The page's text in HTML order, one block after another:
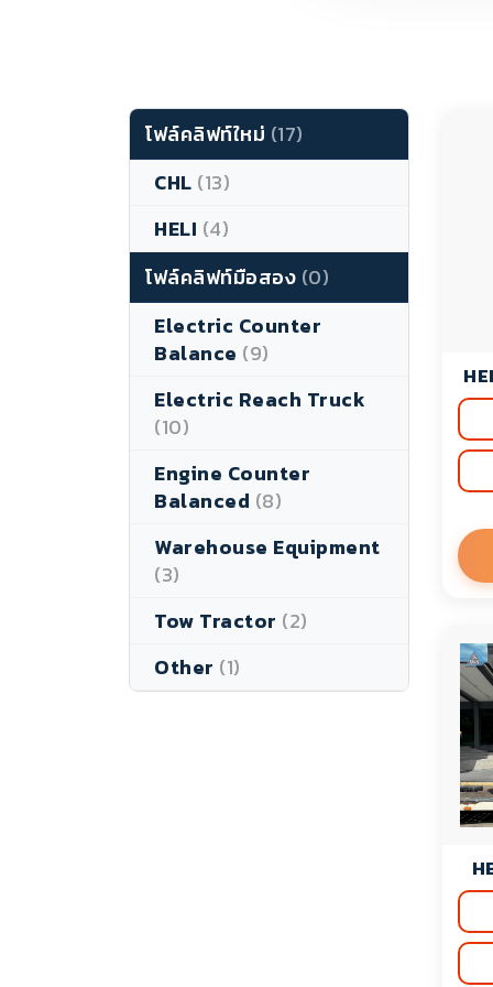
โฟล์คลิฟท์ใหม่ (17)
CHL (13)
HELI (4)
โฟล์คลิฟท์มือสอง (0)
Electric Counter
Balance (9)
Electric Reach Truck
(10)
Engine Counter
Balanced (8)
Warehouse Equipment
(3)
Tow Tractor (2)
Other (1)